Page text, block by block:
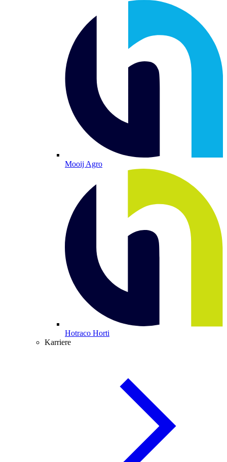
Mooij Agro
Hotraco Horti
Karriere